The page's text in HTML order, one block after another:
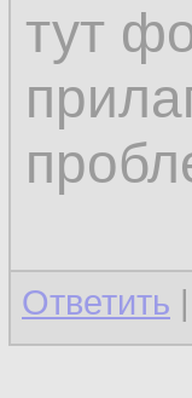
тут
Ответить |